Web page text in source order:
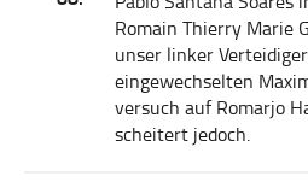
Romain Thierry Marie
unser linker
eingewechselten
versuch auf Romarjo
scheitert jedoch.